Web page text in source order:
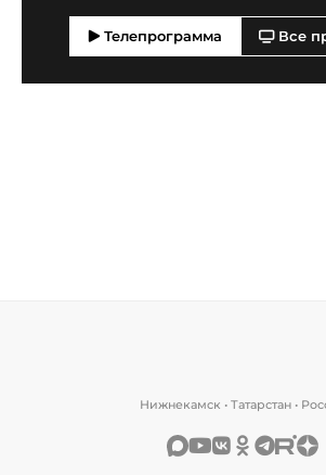
Телепрограмма Все
Нижнекамск • Татарстан •